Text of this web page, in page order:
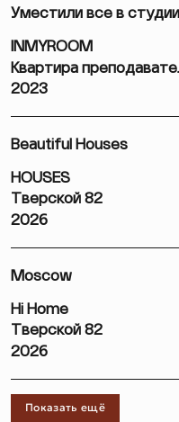
Уместили все в
INMYROOM
Квартира
2023
Beautiful Houses
HOUSES
Тверской 82
2026
Moscow
Hi Home
Тверской 82
2026
Показать ещё